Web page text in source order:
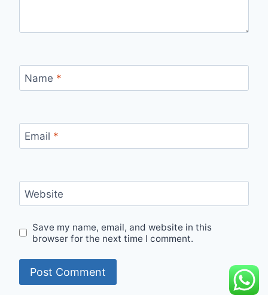
Name *
Email *
Website
Save my name, email, and website in this
browser for the next time I comment.